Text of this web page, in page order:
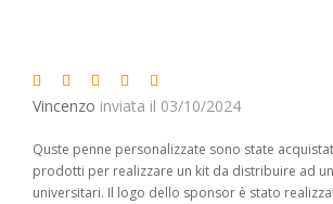
Vincenzo inviata il 03/10/2024
Quste penne personalizzate sono state
prodotti per realizzare un kit da distribuire ad
universitari. Il logo dello sponsor è stato